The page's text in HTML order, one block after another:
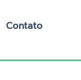
Contato